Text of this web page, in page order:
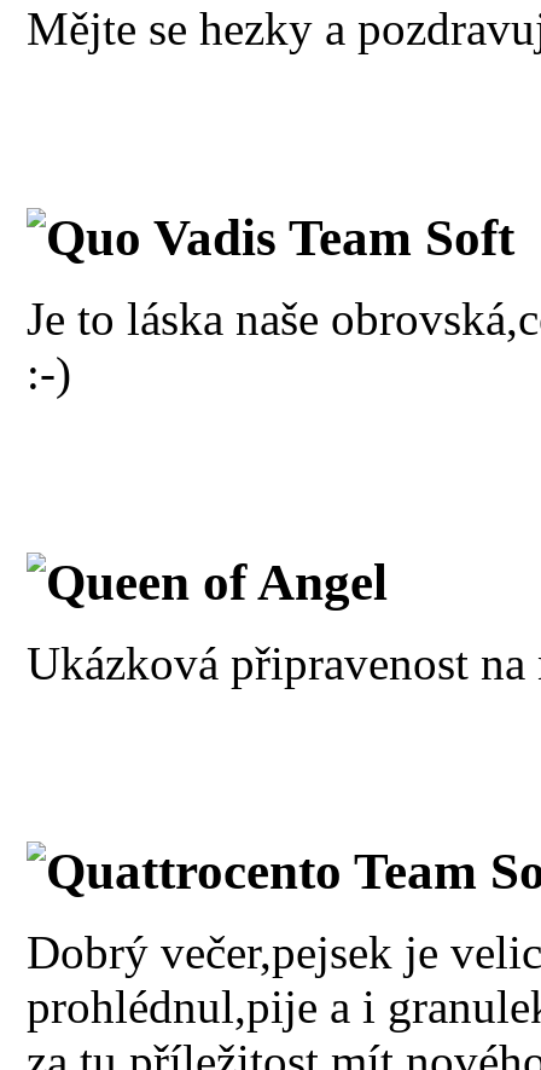
Mějte se hezky a
Quo Vadis Team Soft
Je to láska naše
:-)
Queen of Angel
Ukázková připravenost
Quattrocento Team
Dobrý večer,pejsek je
prohlédnul,pije a i